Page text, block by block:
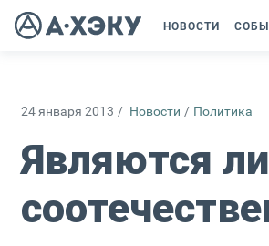
НОВОСТИ
24 января 2013 / Новости / Политика
Являются